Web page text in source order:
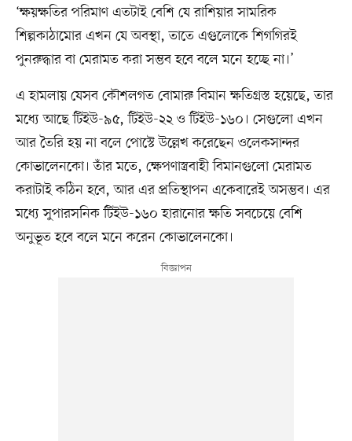
‘ক্ষয়ক্ষতির পরিমাণ এতটাই বেশি যে রাশিয়ার সামরিক
শিল্পকাঠামোর এখন যে অবস্থা, তাতে এগুলোকে শিগগিরই
পুনরুদ্ধার বা মেরামত করা সম্ভব হবে বলে মনে হচ্ছে না।’
এ হামলায় যেসব কৌশলগত বোমারু বিমান ক্ষতিগ্রস্ত হয়েছে, তার
মধ্যে আছে টিইউ-৯৫, টিইউ-২২ ও টিইউ-১৬০। সেগুলো এখন
আর তৈরি হয় না বলে পোস্টে উল্লেখ করেছেন ওলেকসান্দর
কোভালেনকো। তাঁর মতে, ক্ষেপণাস্ত্রবাহী বিমানগুলো মেরামত
করাটাই কঠিন হবে, আর এর প্রতিস্থাপন একেবারেই অসম্ভব। এর
মধ্যে সুপারসনিক টিইউ-১৬০ হারানোর ক্ষতি সবচেয়ে বেশি
অনুভূত হবে বলে মনে করেন কোভালেনকো।